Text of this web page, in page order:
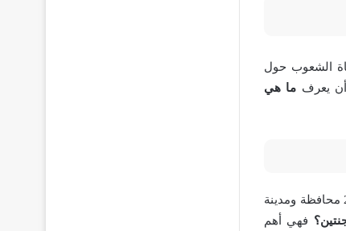
الشعوب حول
أن يعرف ما هي
تقع جمهورية الأرجنتين في قارة أمريكا الجنوبية وهي دولة فدرالية متعددة الثقافات تتكون من 23 محافظة ومدينة
فهي أهم